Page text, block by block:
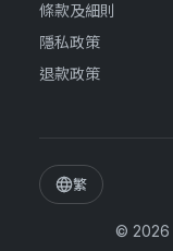
條款及細則
隱私政策
退款政策
繁
© 2026